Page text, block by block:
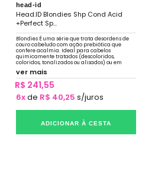
head-id
Head.ID Blondies Shp Cond Acid
+Perfect Sp...
Blondies É uma série que trata desordens de
couro cabeludo com ação prebiótica que
confere acalmia. Ideal para cabelos
quimicamente tratados (descoloridos,
coloridos, tonalizados ou alisados) ou em
constante exposição a sol, mar e piscina.
ver mais
R$ 241,55
6xde R$ 40,25 s/juros
ADICIONAR À CESTA